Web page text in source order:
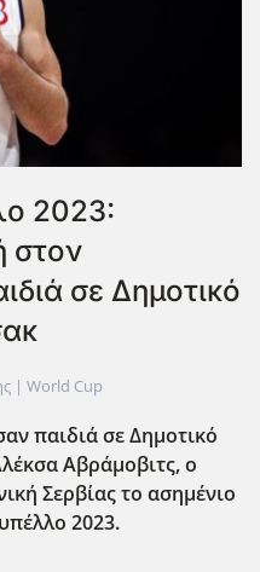
2023:
στον
σε Δημοτικό
| World Cup
παιδιά σε Δημοτικό
Αβράμοβιτς, ο
Σερβίας το ασημένιο
2023.